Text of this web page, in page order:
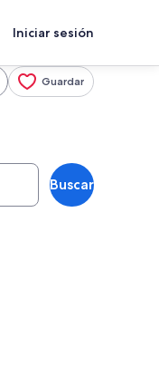
Iniciar sesión
Guardar
Buscar